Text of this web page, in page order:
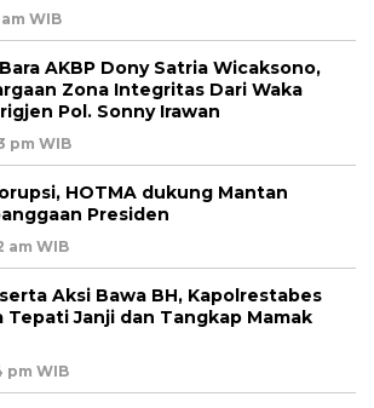
WIB
AKBP Dony Satria Wicaksono,
Zona Integritas Dari Waka
Pol. Sonny Irawan
pm WIB
HOTMA dukung Mantan
Presiden
am WIB
Aksi Bawa BH, Kapolrestabes
Tepati Janji dan Tangkap Mamak
pm WIB